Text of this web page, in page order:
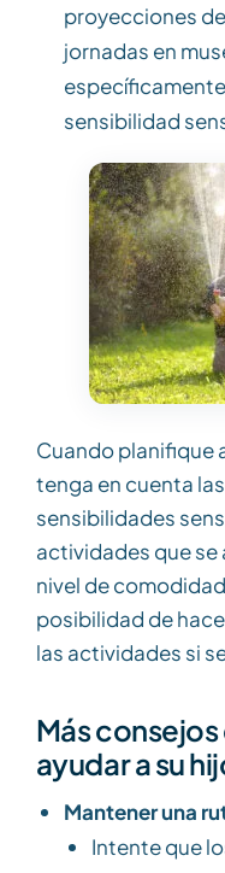
proyecciones
jornadas en
sensibilidad
Cuando planifique
tenga en cuenta
sensibilidades
actividades que se
nivel de
posibilidad de
las actividades si
Más
ayudar a su
Mantener una
Intente que